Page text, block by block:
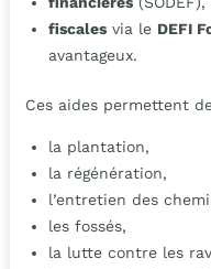
fiscales via le DEFI
avantageux.
Ces aides permettent
la plantation,
la régénération,
l’entretien des
les fossés,
la lutte contre les